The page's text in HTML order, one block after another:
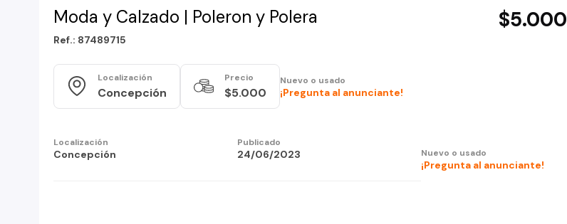
Moda y Calzado | Poleron y Polera $5.000
Ref.: 87489715
Localización
Concepción
Precio
$5.000
Nuevo o usado
¡Pregunta al anunciante!
Localización
Concepción
Publicado
24/06/2023 Nuevo o usado
¡Pregunta al anunciante!